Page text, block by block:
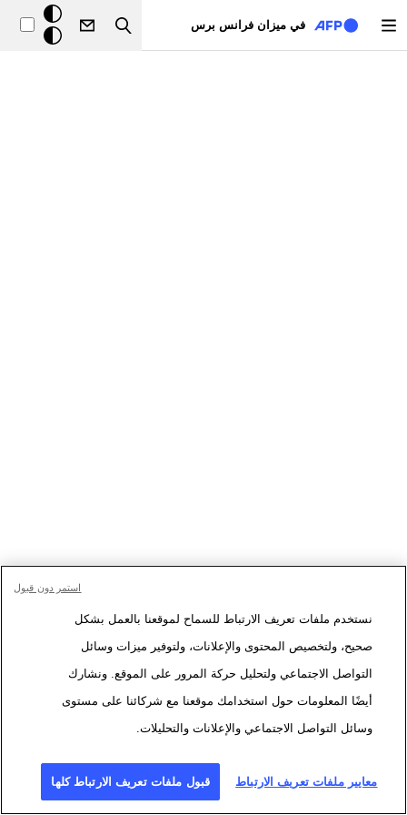
في ميزان فرانس برس
Search
خلفيّة
داكنة
نستخدم ملفات تعريف الارتباط للسماح لموقعنا بالعمل بشكل
صحيح، ولتخصيص المحتوى والإعلانات، ولتوفير ميزات وسائل
التواصل الاجتماعي ولتحليل حركة المرور على الموقع. ونشارك
أيضًا المعلومات حول استخدامك موقعنا مع شركائنا على مستوى
وسائل التواصل الاجتماعي والإعلانات والتحليلات.
معايير ملفات تعريف الارتباط قبول ملفات تعريف الارتباط كلها
استمر دون قبول